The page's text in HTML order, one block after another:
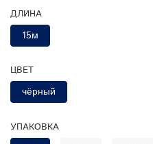
ДЛИНА
15м
ЦВЕТ
чёрный
УПАКОВКА